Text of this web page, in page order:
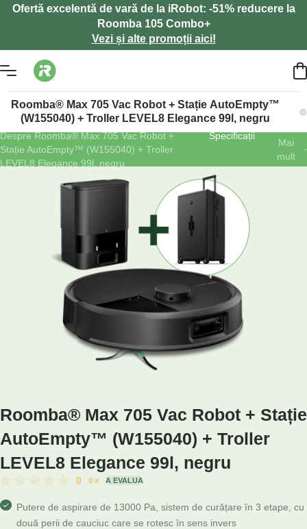
Ofertă excelentă de vară de la iRobot: -51% reducere la
Roomba 105 Combo+
Vezi și alte promoții aici!
Roomba® Max 705 Vac Robot + Stație AutoEmpty™
(W155040) + Troller LEVEL8 Elegance 99l, negru
Despre Roomba® Max 705 Vac Robot +
Stație AutoEmpty™ (W155040) + Troller
LEVEL8 Elegance 99l, negru
Specificații
Mai
mult
Roomba® Max 705 Vac Robot + Stație
AutoEmpty™ (W155040) + Troller
LEVEL8 Elegance 99l, negru
Putere de aspirare de 13000 Pa, sistem de curățare în 3 etape, cu
două perii de cauciuc care se rotesc în sens invers
0 0 × A EVALUA